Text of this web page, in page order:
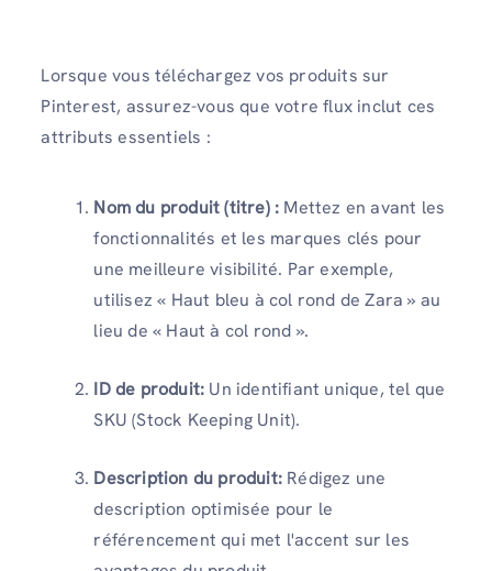
Lorsque vous téléchargez vos produits sur
Pinterest, assurez-vous que votre flux inclut ces
attributs essentiels :
Nom du produit (titre) : Mettez en avant les
fonctionnalités et les marques clés pour
une meilleure visibilité. Par exemple,
utilisez « Haut bleu à col rond de Zara » au
lieu de « Haut à col rond ».
ID de produit: Un identifiant unique, tel que
SKU (Stock Keeping Unit).
Description du produit: Rédigez une
description optimisée pour le
référencement qui met l'accent sur les